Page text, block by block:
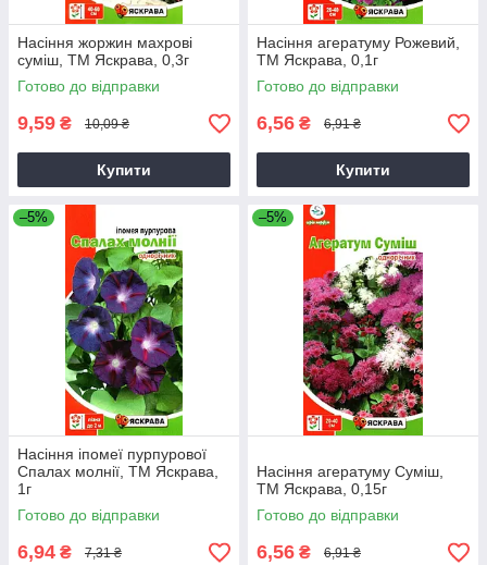
Насіння жоржин махрові
суміш, ТМ Яскрава, 0,3г
Готово до відправки
9,59 ₴ 10,09 ₴
Купити
Насіння агератуму Рожевий,
ТМ Яскрава, 0,1г
Готово до відправки
6,56 ₴ 6,91 ₴
Купити
–5%
Насіння іпомеї пурпурової
Спалах молнії, ТМ Яскрава,
1г
Готово до відправки
6,94 ₴ 7,31 ₴
–5%
Насіння агератуму Суміш,
ТМ Яскрава, 0,15г
Готово до відправки
6,56 ₴ 6,91 ₴